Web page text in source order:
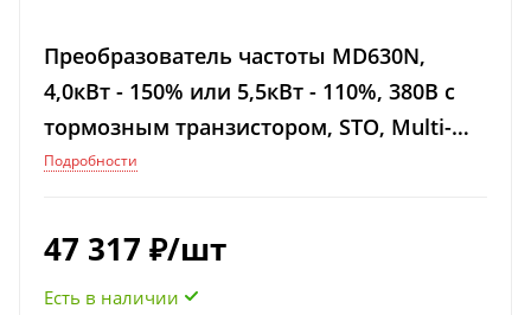
Преобразователь частоты MD630N,
4,0кВт - 150% или 5,5кВт - 110%, 380В с
тормозным транзистором, STO, Multi-
Ethernet
Подробности
47 317 ₽/шт
Есть в наличии